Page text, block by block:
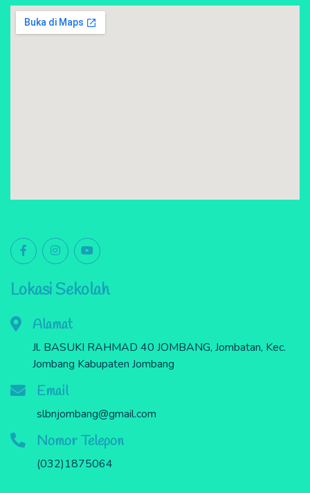
Lokasi Sekolah
Alamat
Jl. BASUKI RAHMAD 40 JOMBANG, Jombatan, Kec.
Jombang Kabupaten Jombang
Email
slbnjombang@gmail.com
Nomor Telepon
(032)1875064